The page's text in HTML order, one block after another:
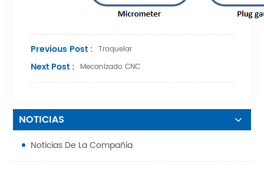
Previous Post : Troquelar
Next Post : Mecanizado CNC
NOTICIAS
Noticias De La Compañía